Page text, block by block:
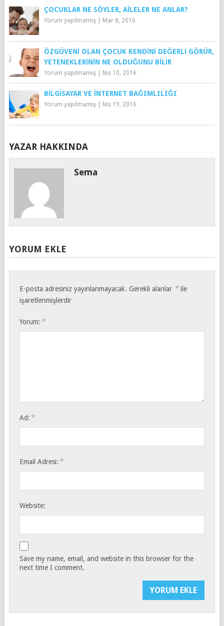
ÇOCUKLAR NE SÖYLER, AILELER NE ANLAR?
Yorum yapılmamış| Mar 8, 2016
ÖZGÜVENI OLAN ÇOCUK KENDINI DEĞERLI GÖRÜR,
YETENEKLERININ NE OLDUĞUNU BILIR
Yorum yapılmamış| Nis 10, 2016
BILGISAYAR VE İNTERNET BAĞIMLILIĞI
Yorum yapılmamış| Nis 19, 2016
YAZAR HAKKINDA
Sema
YORUM EKLE
E-posta adresiniz yayınlanmayacak. Gerekli alanlar *ile
işaretlenmişlerdir
Yorum: *
Ad: *
Email Adresi: *
Website:
Save my name, email, and website in this browser for the
next time I comment.